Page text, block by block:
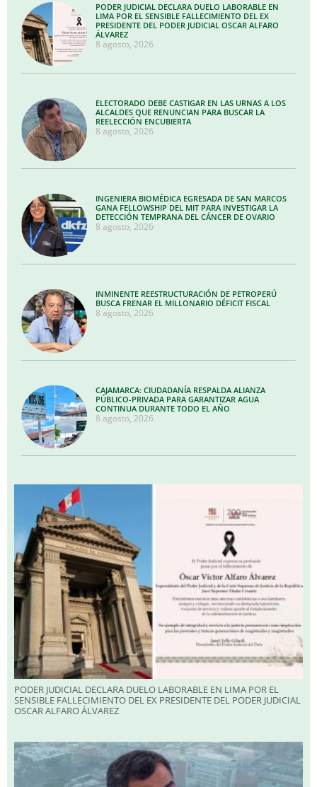
PODER JUDICIAL DECLARA DUELO LABORABLE EN
LIMA POR EL SENSIBLE FALLECIMIENTO DEL EX
PRESIDENTE DEL PODER JUDICIAL OSCAR ALFARO
ÁLVAREZ
8 agosto, 2026
ELECTORADO DEBE CASTIGAR EN LAS URNAS A LOS
ALCALDES QUE RENUNCIAN PARA BUSCAR LA
REELECCIÓN ENCUBIERTA
8 agosto, 2026
INGENIERA BIOMÉDICA EGRESADA DE SAN MARCOS
GANA FELLOWSHIP DEL MIT PARA INVESTIGAR LA
DETECCIÓN TEMPRANA DEL CÁNCER DE OVARIO
8 agosto, 2026
INMINENTE REESTRUCTURACIÓN DE PETROPERÚ
BUSCA FRENAR EL MILLONARIO DÉFICIT FISCAL
8 agosto, 2026
CAJAMARCA: CIUDADANÍA RESPALDA ALIANZA
PÚBLICO-PRIVADA PARA GARANTIZAR AGUA
CONTINUA DURANTE TODO EL AÑO
8 agosto, 2026
PODER JUDICIAL DECLARA DUELO LABORABLE EN LIMA POR EL
SENSIBLE FALLECIMIENTO DEL EX PRESIDENTE DEL PODER JUDICIAL
OSCAR ALFARO ÁLVAREZ